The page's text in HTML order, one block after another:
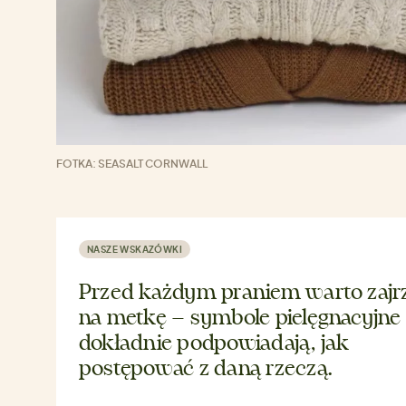
FOTKA: SEASALT CORNWALL
NASZE WSKAZÓWKI
Przed każdym praniem warto
na metkę – symbole pielęgnacyjne
dokładnie podpowiadają, jak
postępować z daną rzeczą.